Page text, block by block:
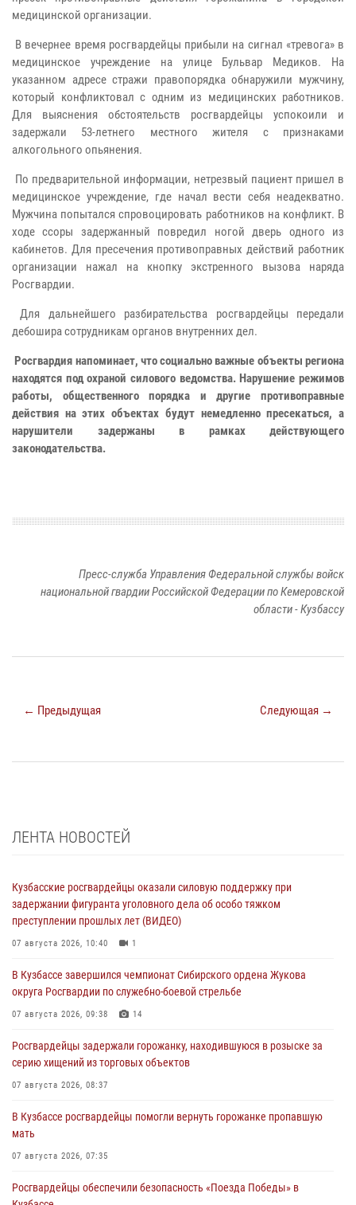
медицинской организации.
В вечернее время росгвардейцы прибыли на сигнал «тревога» в
медицинское учреждение на улице Бульвар Медиков. На
указанном адресе стражи правопорядка обнаружили мужчину,
который конфликтовал с одним из медицинских работников.
Для выяснения обстоятельств росгвардейцы успокоили и
задержали 53-летнего местного жителя с признаками
алкогольного опьянения.
По предварительной информации, нетрезвый пациент пришел в
медицинское учреждение, где начал вести себя неадекватно.
Мужчина попытался спровоцировать работников на конфликт. В
ходе ссоры задержанный повредил ногой дверь одного из
кабинетов. Для пресечения противоправных действий работник
организации нажал на кнопку экстренного вызова наряда
Росгвардии.
Для дальнейшего разбирательства росгвардейцы передали
дебошира сотрудникам органов внутренних дел.
Росгвардия напоминает, что социально важные объекты региона
находятся под охраной силового ведомства. Нарушение режимов
работы, общественного порядка и другие противоправные
действия на этих объектах будут немедленно пресекаться, а
нарушители задержаны в рамках действующего
законодательства.
Пресс-служба Управления Федеральной службы войск
национальной гвардии Российской Федерации по Кемеровской
области - Кузбассу
← Предыдущая Следующая →
ЛЕНТА НОВОСТЕЙ
Кузбасские росгвардейцы оказали силовую поддержку при
задержании фигуранта уголовного дела об особо тяжком
преступлении прошлых лет (ВИДЕО)
07 августа 2026, 10:40 1
В Кузбассе завершился чемпионат Сибирского ордена Жукова
округа Росгвардии по служебно-боевой стрельбе
07 августа 2026, 09:38 14
Росгвардейцы задержали горожанку, находившуюся в розыске за
серию хищений из торговых объектов
07 августа 2026, 08:37
В Кузбассе росгвардейцы помогли вернуть горожанке пропавшую
мать
07 августа 2026, 07:35
Росгвардейцы обеспечили безопасность «Поезда Победы» в